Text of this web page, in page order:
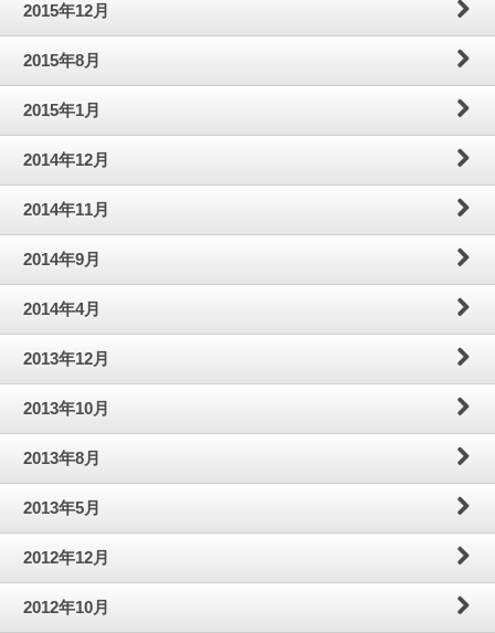
2015年12月
2015年8月
2015年1月
2014年12月
2014年11月
2014年9月
2014年4月
2013年12月
2013年10月
2013年8月
2013年5月
2012年12月
2012年10月